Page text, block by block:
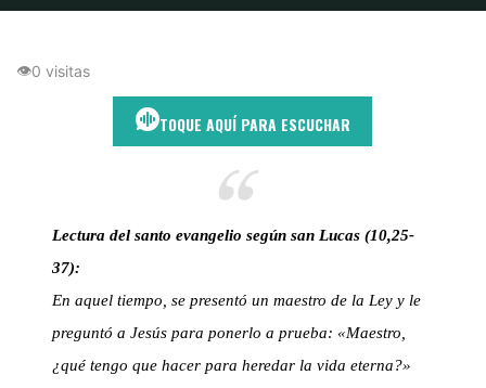
👁0 visitas
TOQUE AQUÍ PARA ESCUCHAR
Lectura del santo evangelio según san Lucas (10,25-
37):
En aquel tiempo, se presentó un maestro de la Ley y le
preguntó a Jesús para ponerlo a prueba: «Maestro,
¿qué tengo que hacer para heredar la vida eterna?»